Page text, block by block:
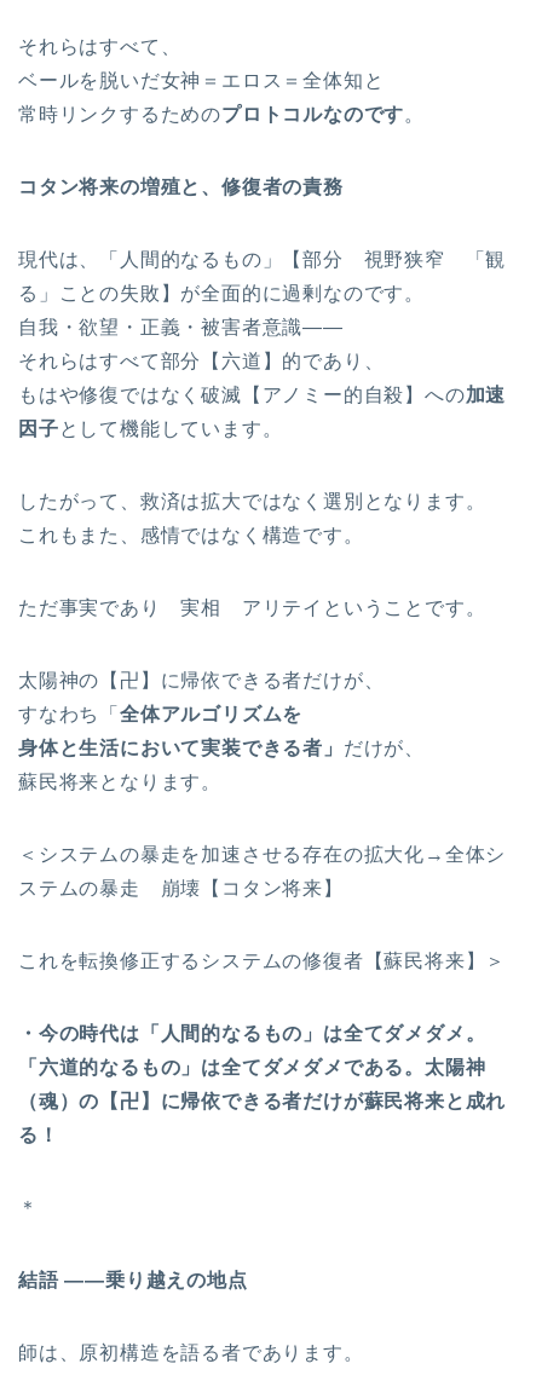
それらはすべて、
ベールを脱いだ女神＝エロス＝全体知と
常時リンクするためのプロトコルなのです。
コタン将来の増殖と、修復者の責務
現代は、「人間的なるもの」【部分 視野狭窄 「観
る」ことの失敗】が全面的に過剰なのです。
自我・欲望・正義・被害者意識――
それらはすべて部分【六道】的であり、
もはや修復ではなく破滅【アノミー的自殺】への加速
因子として機能しています。
したがって、救済は拡大ではなく選別となります。
これもまた、感情ではなく構造です。
ただ事実であり 実相 アリテイということです。
太陽神の【卍】に帰依できる者だけが、
すなわち「 全体アルゴリズムを
身体と生活において実装できる者」 だけが、
蘇民将来となります。
＜システムの暴走を加速させる存在の拡大化→全体シ
ステムの暴走 崩壊【コタン将来】
これを転換修正するシステムの修復者【蘇民将来】＞
・今の時代は「人間的なるもの」は全てダメダメ。
「六道的なるもの」は全てダメダメである。太陽神
（魂）の【卍】に帰依できる者だけが蘇民将来と成れ
る！
＊
結語 ――乗り越えの地点
師は、原初構造を語る者であります。